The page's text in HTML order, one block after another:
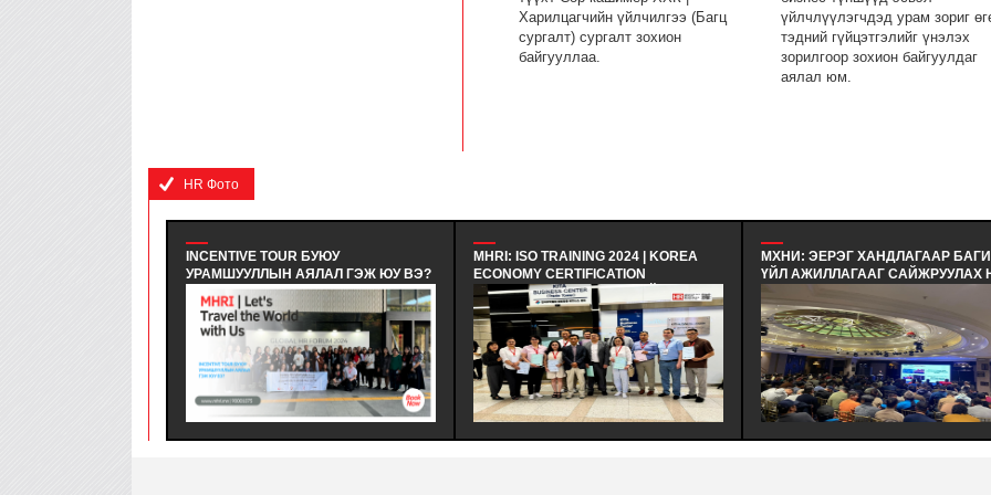
Харилцагчийн үйлчилгээ (Багц
сургалт) сургалт зохион
байгууллаа.
үйлчлүүлэгчдэд урам зориг
тэдний гүйцэтгэлийг үнэлэх
зорилгоор зохион байгуулдаг
аялал юм.
HR Фото
INCENTIVE TOUR БУЮУ
УРАМШУУЛЛЫН АЯЛАЛ ГЭЖ ЮУ ВЭ?
- INCENTIVE TOUR ГЭДЭГ НЬ
АЖИЛЧИД, БИЗНЕС ТҮНШҮҮД
ЭСВЭЛ ҮЙЛЧЛҮҮЛЭГЧДЭД УРАМ
ЗОРИГ ӨГӨХ, ТЭДНИЙ
ГҮЙЦЭТГЭЛИЙГ ҮНЭЛЭХ
ЗОРИЛГООР ЗОХИОН БАЙГУУЛДАГ
АЯЛАЛ ЮМ.
MHRI: ISO TRAINING 2024 | KOREA
ECONOMY CERTIFICATION
REGISTRAR - БНСУ-Н ЭДИЙН
ЗАСГИЙН ГЭРЧИЛГЭЭЖҮҮЛЭХ
ЗӨВЛӨЛИЙН МЭРГЭШҮҮЛЭХ ТУСГАЙ
ХӨТӨЛБӨРТ ЗОЧИН ТӨЛӨӨЛӨГЧӨӨР
ОРОЛЦОЖ, БНСУ-Н ААН БОЛОН ТӨР
ЗАХИРГААНЫ БАЙГУУЛЛАГЫН ҮЙЛ
АЖИЛЛАГААТАЙ ТАНИЛЦАЖ
ТУРШЛАГА СУДЛАХ АЛБАН
МХНИ: ЭЕРЭГ ХАНДЛАГААР
ҮЙЛ АЖИЛЛАГААГ САЙЖРУУЛАХ
СУРГАЛТ - ЭЕРЭГ ХАНДЛАГААР
БАГИЙН ҮЙЛ АЖИЛЛАГААГ
САЙЖРУУЛАХ НЬ | ХАРИЛЦАА
ХАНДЛАГЫН БАГЦ СУРГАЛТ
ЗОХИОН БАЙГУУЛАГДЛАА.